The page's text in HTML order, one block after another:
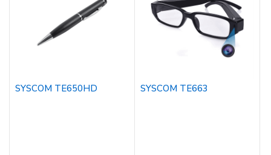
SYSCOM TE650HD SYSCOM TE663